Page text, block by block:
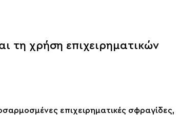
τη χρήση επιχειρηματικών
επιχειρηματικές σφραγίδες,